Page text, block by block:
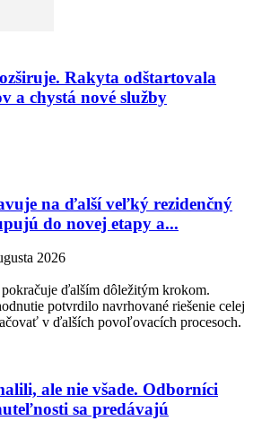
Rakyta odštartovala
a chystá nové služby
na ďalší veľký rezidenčný
do novej etapy a...
2026
ďalším dôležitým krokom.
potvrdilo navrhované riešenie celej
v ďalších povoľovacích procesoch.
ale nie všade. Odborníci
sa predávajú